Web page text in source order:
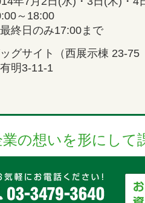
18:00
み17:00まで
グサイト（西展示棟 23-
明3-11-1
業の想いを形にして